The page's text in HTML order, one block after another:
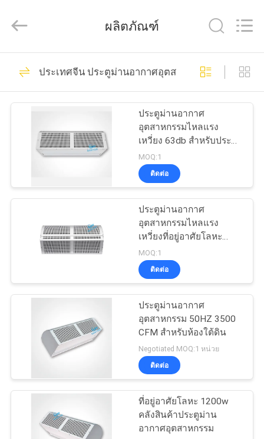
บ้าน
สินค้า
กับ
โรงงาน
ควบคุม
คุณภาพ
ติดต่อ
ระบาย
อากาศ
ผลิต.
All
Reserved.
พัดลมระบายอากาศ
16
พัดลมระบายอากาศ
18
พัดลมระบายอากาศ
แบบแรงเหวี่ยง
ผลิตภัณฑ์
ประเทศจีน ประตูม่านอากาศอุตสาหกรรม
ประตูม่านอากาศ
อุตสาหกรรมไหลแรง
เหวี่ยง 63db สำหรับประตู
สูง
MOQ:1
ติดต่อ
ประตูม่านอากาศ
อุตสาหกรรมไหลแรง
เหวี่ยงที่อยู่อาศัยโลหะ
สำหรับประตูสูง
MOQ:1
ติดต่อ
ประตูม่านอากาศ
อุตสาหกรรม 50HZ 3500
CFM สำหรับห้องใต้ดิน
Negotiated MOQ:1 หน่วย
ติดต่อ
ที่อยู่อาศัยโลหะ 1200w
คลังสินค้าประตูม่าน
อากาศอุตสาหกรรม